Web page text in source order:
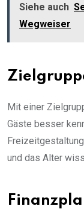
Siehe auch
Wegweiser
Mit einer
Gäste besser
und das Alter